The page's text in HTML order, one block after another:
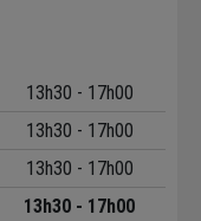
13h30 - 17h00
13h30 - 17h00
13h30 - 17h00
13h30 - 17h00